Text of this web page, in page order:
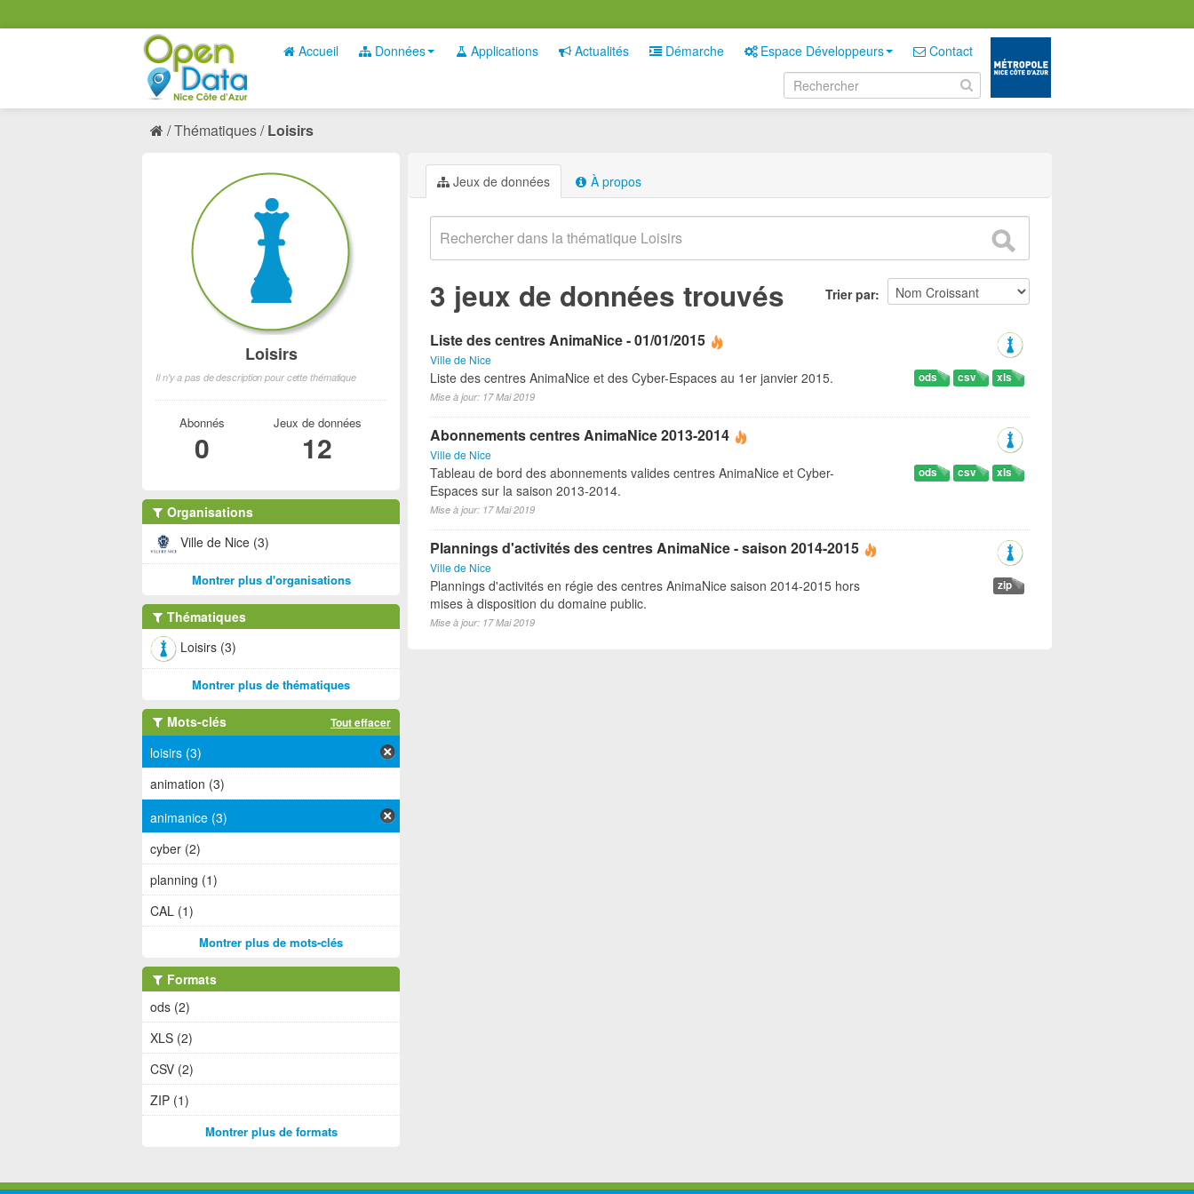
Accueil Données Applications Actualités Démarche Espace Développeurs Contact
Thématiques Loisirs
Jeux de données À propos
Trier par
3 jeux de données trouvés
Liste des centres AnimaNice - 01/01/2015
Ville de Nice
xls
csv
ods
Liste des centres AnimaNice et des Cyber-Espaces au 1er janvier 2015.
Mise à jour: 17 Mai 2019
Abonnements centres AnimaNice 2013-2014
Ville de Nice
xls
csv
ods
Tableau de bord des abonnements valides centres AnimaNice et Cyber-
Espaces sur la saison 2013-2014.
Mise à jour: 17 Mai 2019
Plannings d'activités des centres AnimaNice - saison 2014-2015
Ville de Nice
zip
Plannings d'activités en régie des centres AnimaNice saison 2014-2015 hors
mises à disposition du domaine public.
Mise à jour: 17 Mai 2019
Loisirs
Il n'y a pas de description pour cette thématique
Abonnés
0
Jeux de données
12
Organisations
Ville de Nice (3)
Montrer plus d'organisations
Thématiques
Loisirs (3)
Montrer plus de thématiques
Mots-clés Tout effacer
loisirs (3)
animation (3)
animanice (3)
cyber (2)
planning (1)
CAL (1)
Montrer plus de mots-clés
Formats
ods (2)
XLS (2)
CSV (2)
ZIP (1)
Montrer plus de formats